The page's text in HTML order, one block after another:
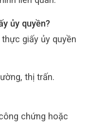
ủy quyền?
giấy ủy quyền
thị trấn.
chứng hoặc